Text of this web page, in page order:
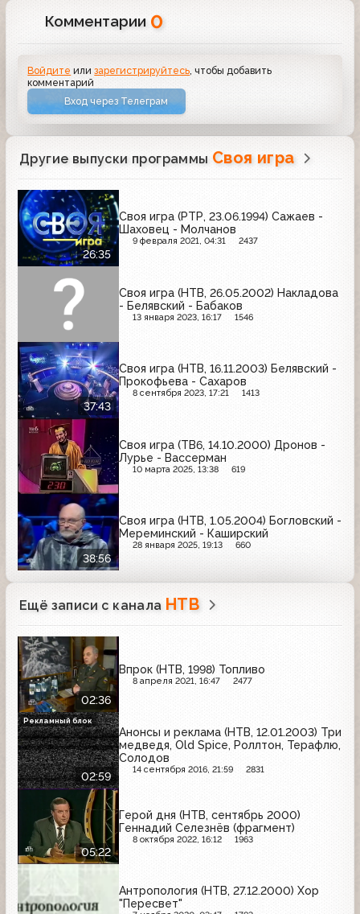
Комментарии 0
Войдите илизарегистрируйтесь , чтобы добавить
комментарий
Вход через Телеграм
Другие выпуски программы Своя игра
26:35
Своя игра (РТР, 23.06.1994) Сажаев -
Шаховец - Молчанов
9 февраля 2021, 04:31 2437
Своя игра (НТВ, 26.05.2002) Накладова
- Белявский - Бабаков
13 января 2023, 16:17 1546
37:43
Своя игра (НТВ, 16.11.2003) Белявский -
Прокофьева - Сахаров
8 сентября 2023, 17:21 1413
Своя игра (ТВ6, 14.10.2000) Дронов -
Лурье - Вассерман
10 марта 2025, 13:38 619
38:56
Своя игра (НТВ, 1.05.2004) Богловский -
Мереминский - Каширский
28 января 2025, 19:13 660
Ещё записи с канала НТВ
02:36
Впрок (НТВ, 1998) Топливо
8 апреля 2021, 16:47 2477
02:59
Анонсы и реклама (НТВ, 12.01.2003) Три
медведя, Old Spice, Роллтон, Терафлю,
Солодов
14 сентября 2016, 21:59 2831
Рекламный блок
05:22
Герой дня (НТВ, сентябрь 2000)
Геннадий Селезнёв (фрагмент)
8 октября 2022, 16:12 1963
Антропология (НТВ, 27.12.2000) Хор
"Пересвет"